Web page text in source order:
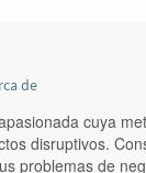
de
cuya
disruptivos.
problemas de